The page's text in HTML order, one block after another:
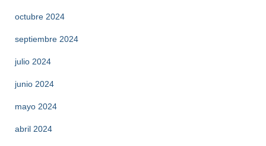
octubre 2024
septiembre 2024
julio 2024
junio 2024
mayo 2024
abril 2024